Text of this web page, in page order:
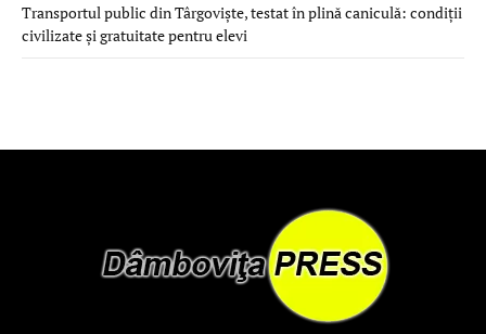
Transportul public din Târgoviște, testat în plină caniculă: condiții
civilizate și gratuitate pentru elevi